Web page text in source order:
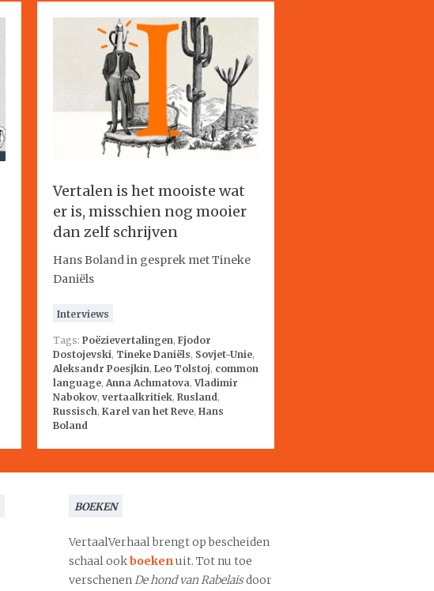
Vertalen is het mooiste wat
er is, misschien nog mooier
dan zelf schrijven
Hans Boland in gesprek met Tineke
Daniëls
Interviews
Tags: Poëzievertalingen, Fjodor
Dostojevski, Tineke Daniëls, Sovjet-Unie,
Aleksandr Poesjkin, Leo Tolstoj, common
language, Anna Achmatova,Vladimir
Nabokov, vertaalkritiek, Rusland,
Russisch, Karel van het Reve, Hans
Boland
BOEKEN
VertaalVerhaal brengt op bescheiden
schaal ookboekenuit. Tot nu toe
verschenenDe hond van Rabelaisdoor